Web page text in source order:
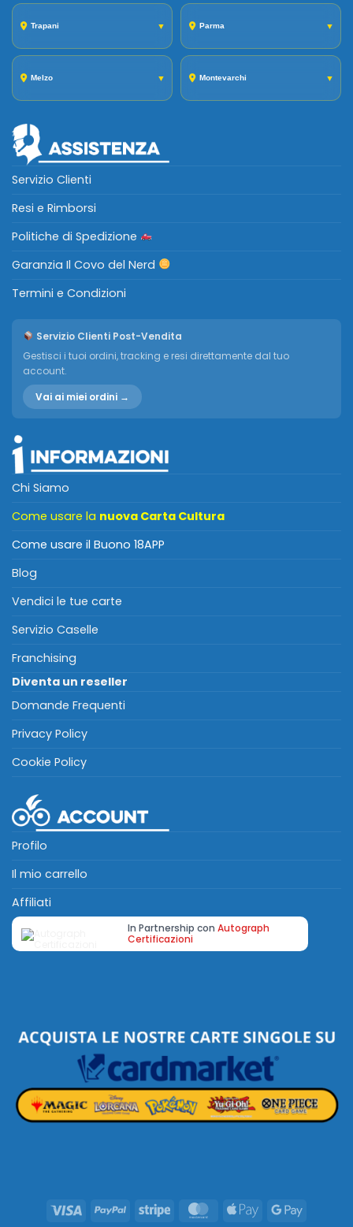
Trapani ▼ Parma ▼
Melzo ▼ Montevarchi ▼
Servizio Clienti
Resi e Rimborsi
Politiche di Spedizione
Garanzia Il Covo del Nerd
Termini e Condizioni
Servizio Clienti Post-Vendita
Gestisci i tuoi ordini, tracking e resi direttamente dal tuo
account.
Vai ai miei ordini →
Chi Siamo
Come usare la nuova Carta Cultura
Come usare il Buono 18APP
Blog
Vendici le tue carte
Servizio Caselle
Franchising
Diventa un reseller
Domande Frequenti
Privacy Policy
Cookie Policy
Profilo
Il mio carrello
Affiliati
In Partnership con Autograph
Certificazioni
Visa PayPal Stripe MasterCard
Apple
Google